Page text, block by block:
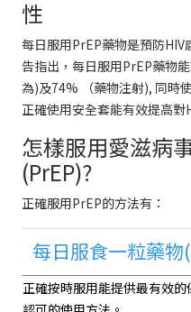
性
每日服用PrEP藥物是預防HIV
告指出，每日服用PrEP藥物
為)及74% （藥物注射), 同時
正確使用安全套能有效提高對
怎樣服用愛滋病
(PrEP)?
正確服用PrEP的方法有：
每日服食一粒藥
正確按時服用能提供最有效